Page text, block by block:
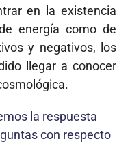
en la existencia
energía como de
y negativos, los
llegar a conocer
la respuesta
con respecto